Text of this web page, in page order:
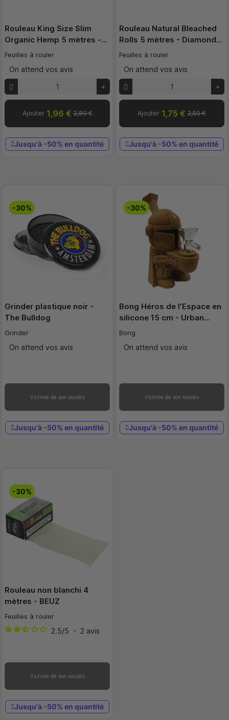
Rouleau King Size Slim
Organic Hemp 5 mètres -…
Feuilles à rouler
On attend vos avis
Ajouter 1,96 € 2,80 €
Jusqu'à -50% en quantité
Rouleau Natural Bleached
Rolls 5 mètres - Diamond…
Feuilles à rouler
On attend vos avis
Ajouter 1,75 € 2,50 €
Jusqu'à -50% en quantité
-30%
Grinder plastique noir -
The Bulldog
Grinder
On attend vos avis
Victime de son succès
Jusqu'à -50% en quantité
-30%
Bong Héros de l’Espace en
silicone 15 cm - Urban…
Bong
On attend vos avis
Victime de son succès
Jusqu'à -50% en quantité
-30%
Rouleau non blanchi 4
mètres - BEUZ
Feuilles à rouler
2.5/5 - 2 avis
Victime de son succès
Jusqu'à -50% en quantité